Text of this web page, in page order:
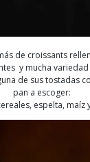
de croissants
y mucha variedad
de sus tostadas
pan a escoger:
espelta, maíz